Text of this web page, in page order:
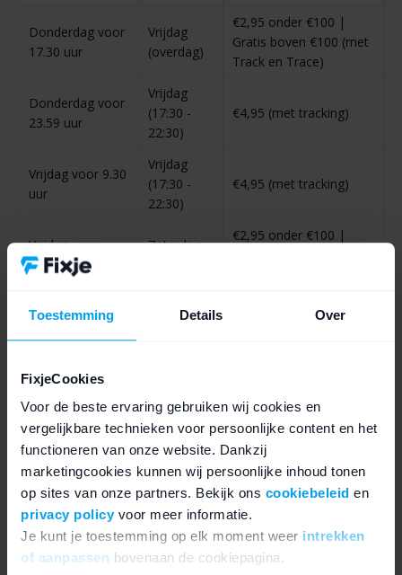
Toestemming Details Over
FixjeCookies
Voor de beste ervaring gebruiken wij cookies en
vergelijkbare technieken voor persoonlijke content en het
functioneren van onze website. Dankzij
marketingcookies kunnen wij persoonlijke inhoud tonen
op sites van onze partners. Bekijk ons cookiebeleid en
privacy policyvoor meer informatie.
Je kunt je toestemming op elk moment weer intrekken
of aanpassen bovenaan de cookiepagina.
Donderdag voor
17.30 uur
Vrijdag
(overdag)
€2,95 onder €100 |
Gratis boven €100 (met
Track en Trace)
Donderdag voor
23.59 uur
Vrijdag
(17:30 -
22:30)
€4,95 (met tracking)
Vrijdag voor 9.30
uur
Vrijdag
(17:30 -
22:30)
€4,95 (met tracking)
Vrijdag voor
17.30 uur
Zaterdag
€2,95 onder €100 |
Vrijdag voor
(17:30 -
€4,95 (met tracking)
Zaterdag voor
9.30 uur
22:30)
Zaterdag voor
17.30 uur
Dinsdag
(overdag)
€2,95 onder €100 |
Gratis boven €100 (met
Track en Trace)
Zaterdag voor
23.59 uur
Maandag
(17:30 -
22:30)
€4,95 (met tracking)